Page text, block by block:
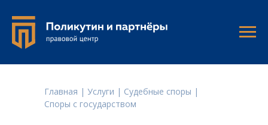
Главная | Услуги | Судебные споры |
Споры с государством